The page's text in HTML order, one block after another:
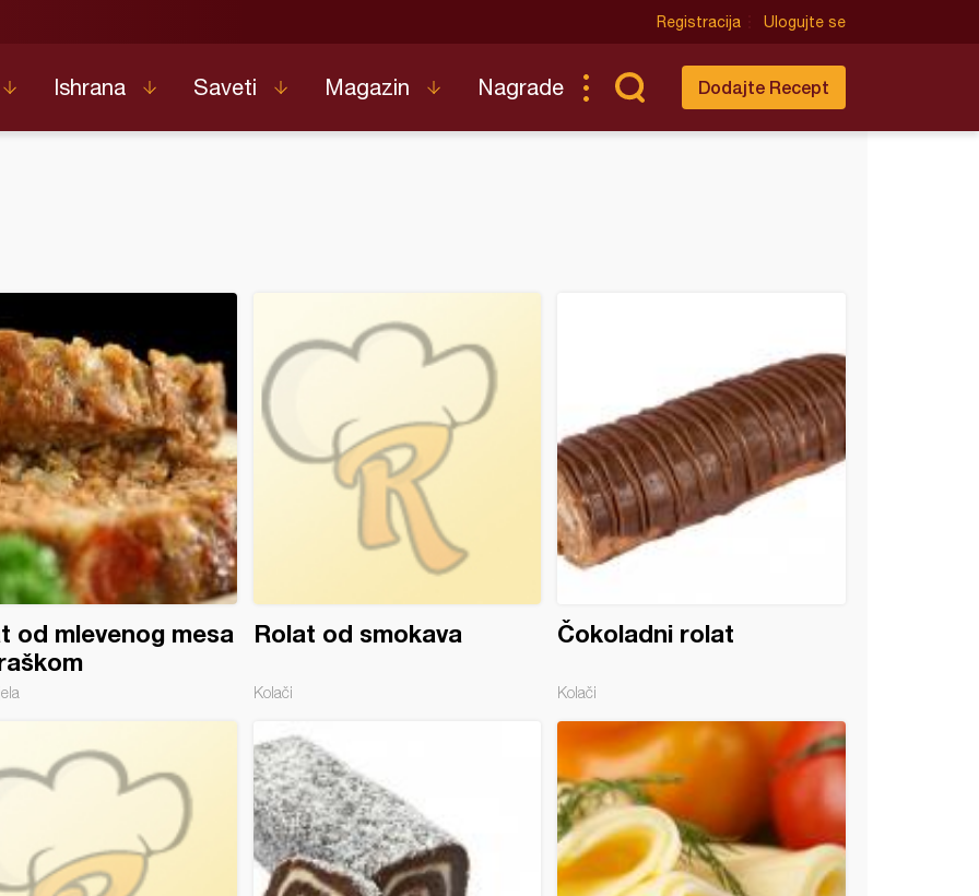
Registracija Ulogujte se
Ishrana Saveti Magazin Nagrade Dodajte Recept
od mlevenog mesa
Rolat od smokava
Kolači
Čokoladni rolat
Kolači